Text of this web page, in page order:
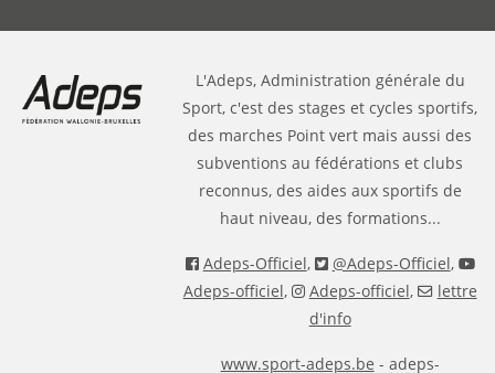
L'Adeps, Administration générale du
Sport, c'est des stages et cycles sportifs,
des marches Point vert mais aussi des
subventions au fédérations et clubs
reconnus, des aides aux sportifs de
haut niveau, des formations...
Adeps-Officiel, @Adeps-Officiel,
Adeps-officiel, Adeps-officiel,
lettre
d'info
www.sport-adeps.be - adeps-